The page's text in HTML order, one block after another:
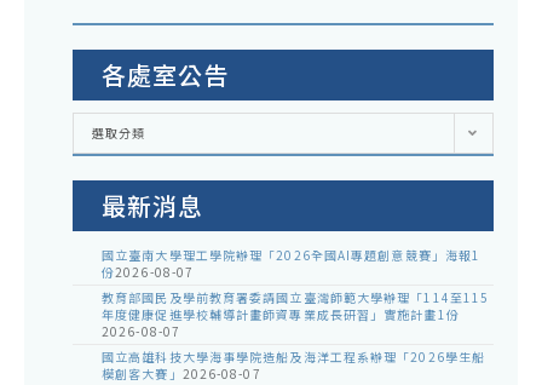
各處室公告
各
室
選取分類
最新消息
國立臺南大學理工學院辦理「2026全國AI專題創意競賽」海報1
份2026-08-07
教育部國民及學前教育署委請國立臺灣師範大學辦理「114至115
年度健康促進學校輔導計畫師資專業成長研習」實施計畫1份
2026-08-07
國立高雄科技大學海事學院造船及海洋工程系辦理「2026學生船
模創客大賽」 2026-08-07